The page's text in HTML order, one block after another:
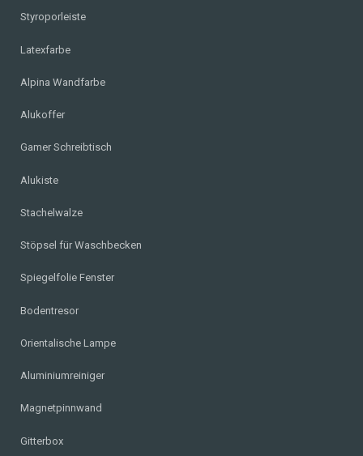
Styroporleiste
Latexfarbe
Alpina Wandfarbe
Alukoffer
Gamer Schreibtisch
Alukiste
Stachelwalze
Stöpsel für Waschbecken
Spiegelfolie Fenster
Bodentresor
Orientalische Lampe
Aluminiumreiniger
Magnetpinnwand
Gitterbox